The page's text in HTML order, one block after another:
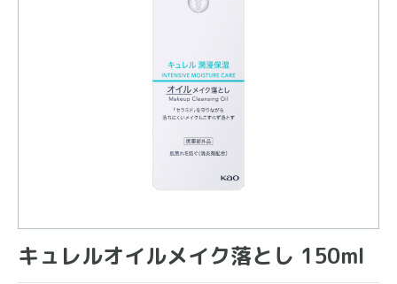
キュレルオイルメイク落とし 150ml